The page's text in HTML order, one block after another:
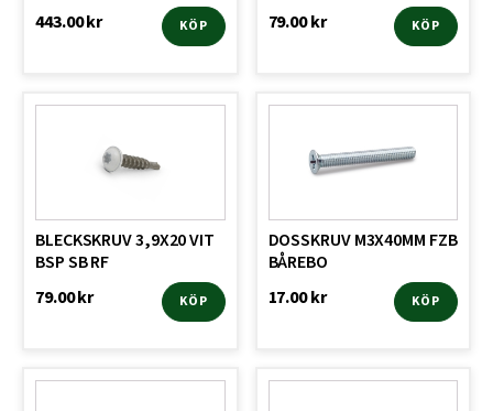
443.00kr KÖP
79.00kr KÖP
BLECKSKRUV 3,9X20 VIT
BSP SB RF
79.00kr KÖP
DOSSKRUV M3X40MM FZB
BÅREBO
17.00kr KÖP